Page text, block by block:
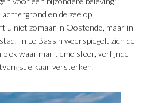
en de zee op
u niet zomaar in Oostende, maar in
In Le Bassin weerspiegelt zich de
waar maritieme sfeer, verfijnde
elkaar versterken.